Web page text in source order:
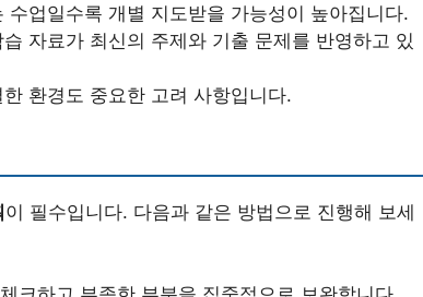
수업일수록 개별 지도받을 가능성이 높아집니다.
자료가 최신의 주제와 기출 문제를 반영하고 있
환경도 중요한 고려 사항입니다.
이 필수입니다. 다음과 같은 방법으로 진행해 보세